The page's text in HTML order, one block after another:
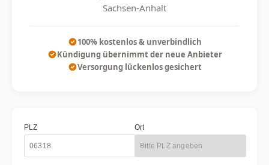
Sachsen-Anhalt
100% kostenlos & unverbindlich
Kündigung übernimmt der neue Anbieter
Versorgung lückenlos gesichert